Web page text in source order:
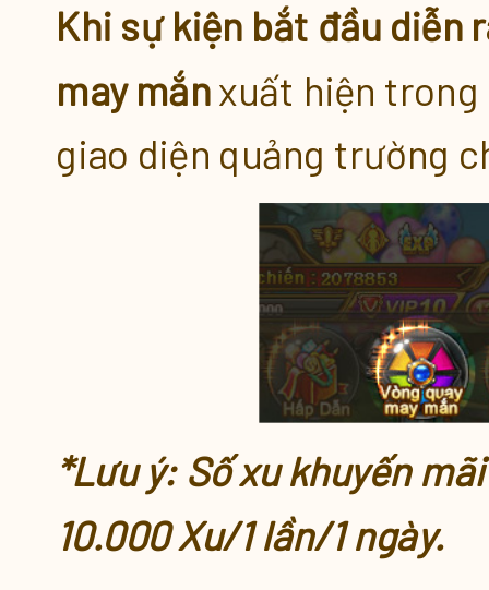
Khi sự kiện bắt đầu diễn
may mắnxuất hiện
giao diện quảng trường
*Lưu ý: Số xu khuyến
10.000 Xu/1 lần/1 ngày.